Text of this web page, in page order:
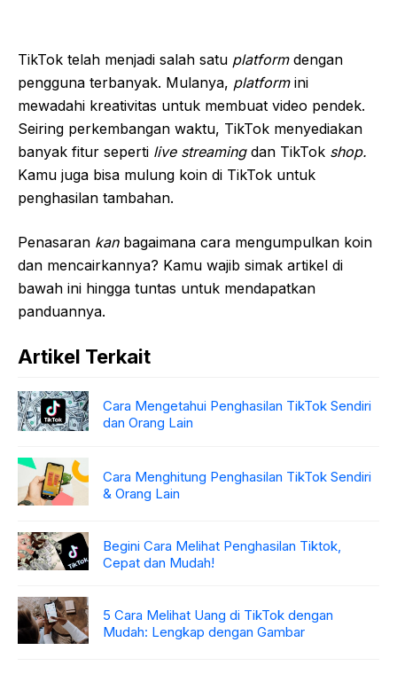
TikTok telah menjadi salah satu platform dengan
pengguna terbanyak. Mulanya, platform ini
mewadahi kreativitas untuk membuat video pendek.
Seiring perkembangan waktu, TikTok menyediakan
banyak fitur seperti live streaming dan TikTok shop.
Kamu juga bisa mulung koin di TikTok untuk
penghasilan tambahan.
Penasaran kan bagaimana cara mengumpulkan koin
dan mencairkannya? Kamu wajib simak artikel di
bawah ini hingga tuntas untuk mendapatkan
panduannya.
Artikel Terkait
Cara Mengetahui Penghasilan TikTok Sendiri
dan Orang Lain
Cara Menghitung Penghasilan TikTok Sendiri
& Orang Lain
Begini Cara Melihat Penghasilan Tiktok,
Cepat dan Mudah!
5 Cara Melihat Uang di TikTok dengan
Mudah: Lengkap dengan Gambar